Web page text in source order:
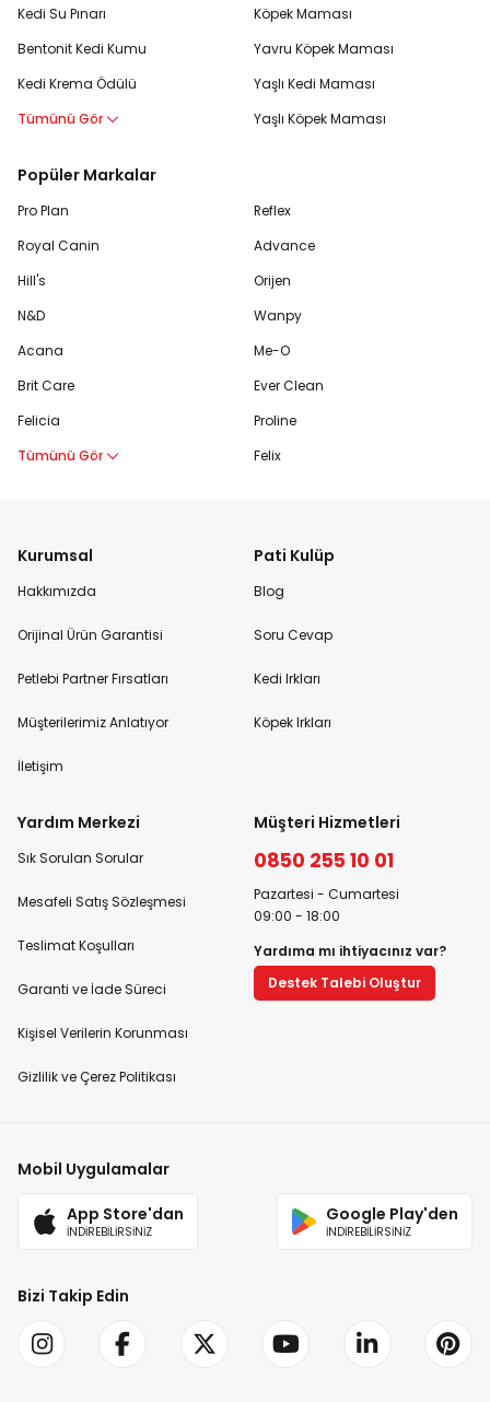
Kedi Su Pınarı
Bentonit Kedi Kumu
Kedi Krema Ödülü
Tümünü Gör
Köpek Maması
Yavru Köpek Maması
Yaşlı Kedi Maması
Yaşlı Köpek Maması
Popüler Markalar
Pro Plan
Royal Canin
Hill's
N&D
Acana
Brit Care
Felicia
Tümünü Gör
Reflex
Advance
Orijen
Wanpy
Me-O
Ever Clean
Proline
Felix
Kurumsal
Hakkımızda
Orijinal Ürün Garantisi
Petlebi Partner Fırsatları
Müşterilerimiz Anlatıyor
İletişim
Pati Kulüp
Blog
Soru Cevap
Kedi Irkları
Köpek Irkları
Yardım Merkezi
Sık Sorulan Sorular
Mesafeli Satış Sözleşmesi
Teslimat Koşulları
Garanti ve İade Süreci
Kişisel Verilerin Korunması
Gizlilik ve Çerez Politikası
Müşteri Hizmetleri
0850 255 10 01
Pazartesi - Cumartesi
09:00 - 18:00
Yardıma mı ihtiyacınız var?
Destek Talebi Oluştur
Mobil Uygulamalar
App Store'dan
İNDİREBİLİRSİNİZ
Google Play'den
İNDİREBİLİRSİNİZ
Bizi Takip Edin